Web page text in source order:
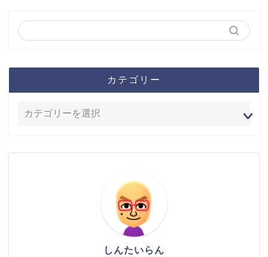
カテゴリー
しんたいらん